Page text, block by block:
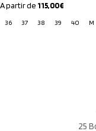
A partir de 115,00€
36
37 38 39 40 M
25